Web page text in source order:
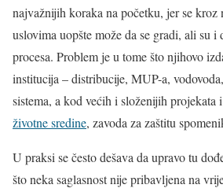
najvažnijih koraka na početku, jer se
uslovima uopšte može da se gradi, ali su
procesa. Problem je u tome što njihovo
institucija – distribucije, MUP-a,
sistema, a kod većih i složenijih projekata
životne sredine, zavoda za zaštitu
U praksi se često dešava da upravo tu
što neka saglasnost nije pribavljena na